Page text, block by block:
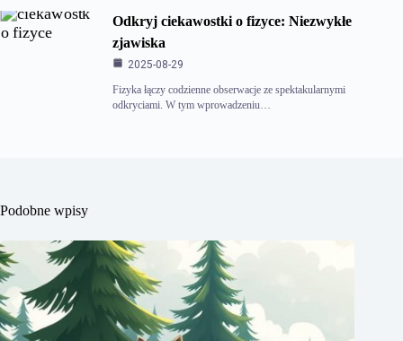
Odkryj ciekawostki o fizyce: Niezwykłe
zjawiska
2025-08-29
Fizyka łączy codzienne obserwacje ze spektakularnymi
odkryciami. W tym wprowadzeniu…
Podobne wpisy